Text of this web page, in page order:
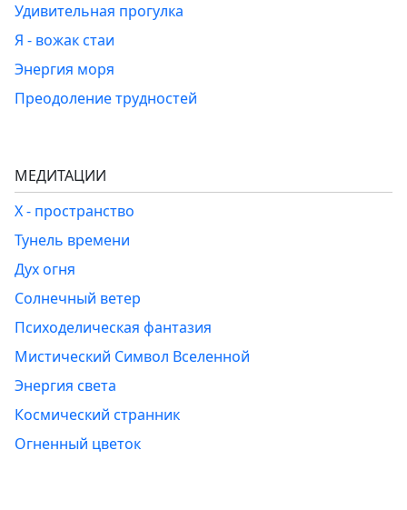
Удивительная прогулка
Я - вожак стаи
Энергия моря
Преодоление трудностей
МЕДИТАЦИИ
Х - пространство
Тунель времени
Дух огня
Солнечный ветер
Психоделическая фантазия
Мистический Символ Вселенной
Энергия света
Космический странник
Огненный цветок